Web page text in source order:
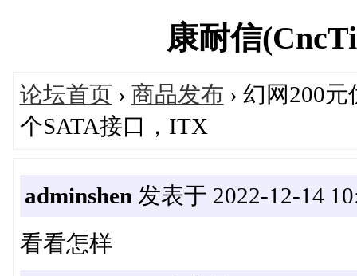
康耐信
论坛首页 › 商品发布 › 幻网200
个SATA接口，ITX
adminshen 发表于 2022-12-14
看看怎样